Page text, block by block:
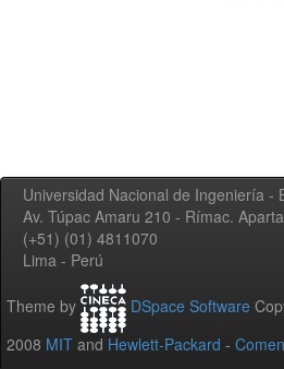
Universidad Nacional de Ingeniería -
Av. Túpac Amaru 210 - Rímac.
(+51) (01) 4811070
Lima - Perú
Theme by DSpace Software
2008 MIT and Hewlett-Packard -